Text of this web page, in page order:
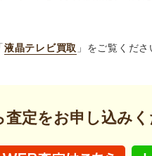
液晶テレビ買取 」をご覧くださ
査定をお申し込み